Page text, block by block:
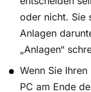
oder nicht. Sie
Anlagen
„Anlagen“
Wenn Sie
PC am Ende